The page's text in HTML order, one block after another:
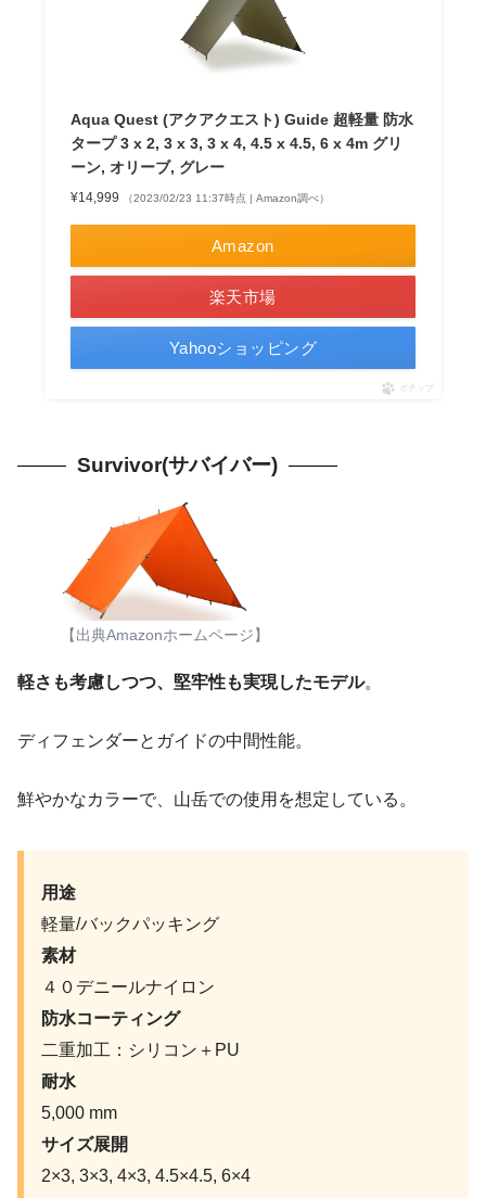
Aqua Quest (アクアクエスト) Guide 超軽量 防水
タープ 3 x 2, 3 x 3, 3 x 4, 4.5 x 4.5, 6 x 4m グリ
ーン, オリーブ, グレー
¥14,999 （2023/02/23 11:37時点 | Amazon調べ）
Amazon
楽天市場
Yahooショッピング
ポチップ
Survivor(サバイバー)
【出典Amazonホームページ】
軽さも考慮しつつ、堅牢性も実現したモデル。
ディフェンダーとガイドの中間性能。
鮮やかなカラーで、山岳での使用を想定している。
用途
軽量/バックパッキング
素材
４０デニールナイロン
防水コーティング
二重加工：シリコン＋PU
耐水
5,000 mm
サイズ展開
2×3, 3×3, 4×3, 4.5×4.5, 6×4